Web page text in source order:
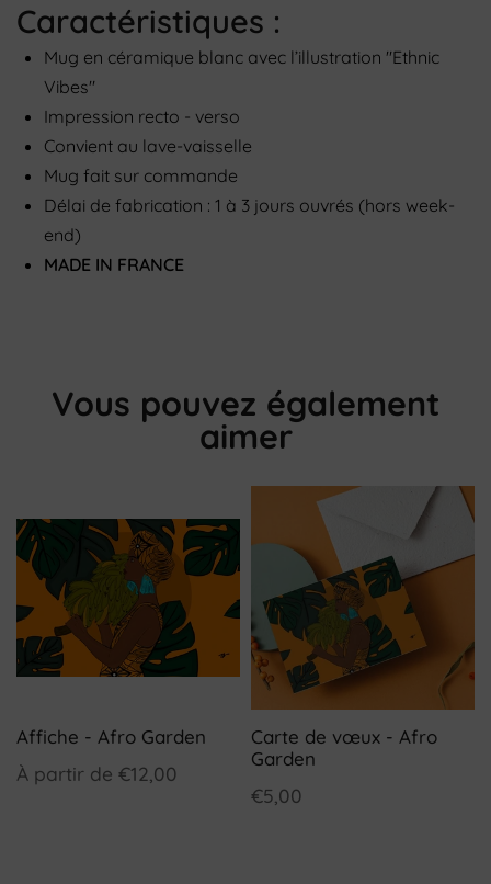
Caractéristiques :
Mug en céramique blanc avec l’illustration "Ethnic
Vibes"
Impression recto - verso
Convient au lave-vaisselle
Mug fait sur commande
Délai de fabrication : 1 à 3 jours ouvrés (hors week-
end)
MADE IN FRANCE
Vous pouvez également
aimer
Affiche - Afro Garden
À partir de €12,00
Carte de vœux - Afro
Garden
€5,00